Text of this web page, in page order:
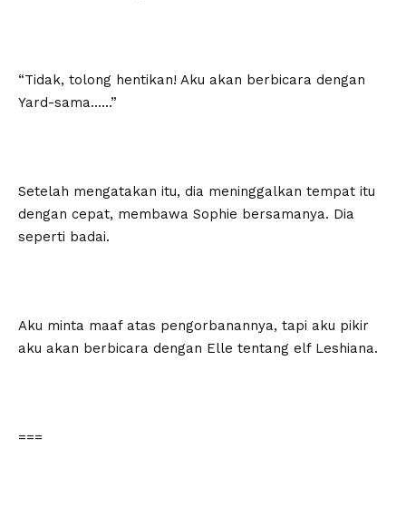
“Tidak, tolong hentikan! Aku akan berbicara dengan
Yard-sama……”
Setelah mengatakan itu, dia meninggalkan tempat itu
dengan cepat, membawa Sophie bersamanya. Dia
seperti badai.
Aku minta maaf atas pengorbanannya, tapi aku pikir
aku akan berbicara dengan Elle tentang elf Leshiana.
===